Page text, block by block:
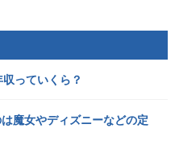
っていくら？
魔女やディズニーなどの定